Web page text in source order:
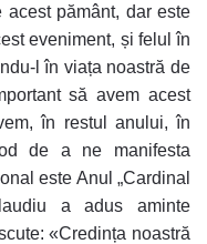
pământ, dar este
eveniment, și felul în
l în viața noastră de
să avem acest
în restul anului, în
de a ne manifesta
este Anul „Cardinal
a adus aminte
«Credința noastră